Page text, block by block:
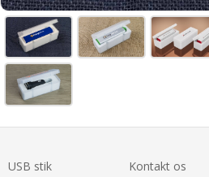
USB stik
Kontakt os